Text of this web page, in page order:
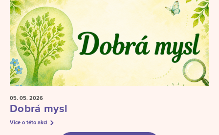
05. 05. 2026
Dobrá mysl
Více o této akci